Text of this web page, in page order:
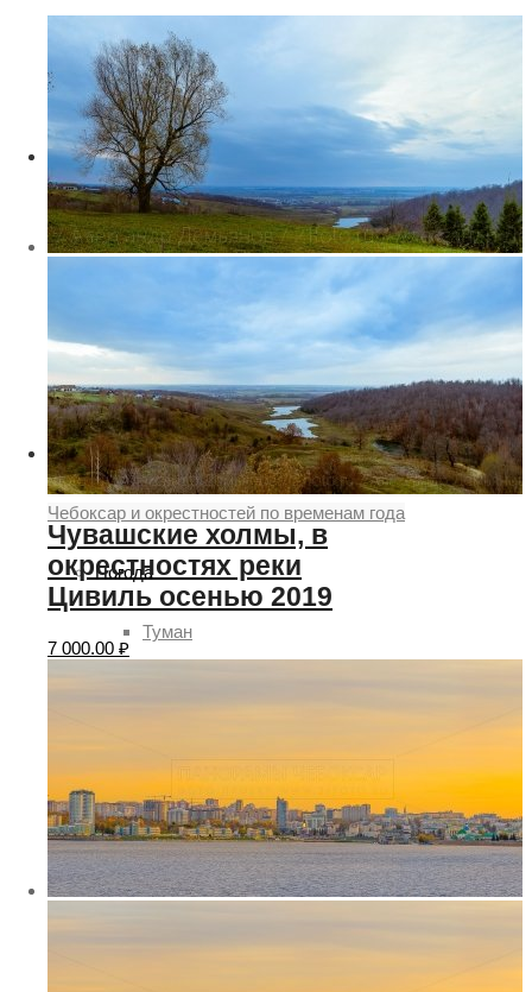
Фото Чебоксары
Чебоксарский залив
О нас
Авторы
Как купить или заказать фотографию?
Фото чебоксар
Фото Чебоксар, Новочебоксарска и окрестностей
Каталог фотографий ЧебоксарЛучшие фотографии
Чебоксар и окрестностей по временам года
Погода
Туман
Пасмурно
Облачность
Чувашские холмы, в
окрестностях реки
Цивиль осенью 2019
7 000.00 ₽